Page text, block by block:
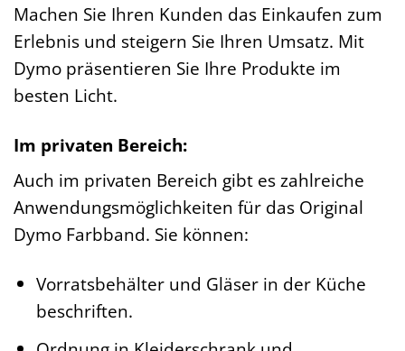
Machen Sie Ihren Kunden das Einkaufen zum
Erlebnis und steigern Sie Ihren Umsatz. Mit
Dymo präsentieren Sie Ihre Produkte im
besten Licht.
Im privaten Bereich:
Auch im privaten Bereich gibt es zahlreiche
Anwendungsmöglichkeiten für das Original
Dymo Farbband. Sie können:
Vorratsbehälter und Gläser in der Küche
beschriften.